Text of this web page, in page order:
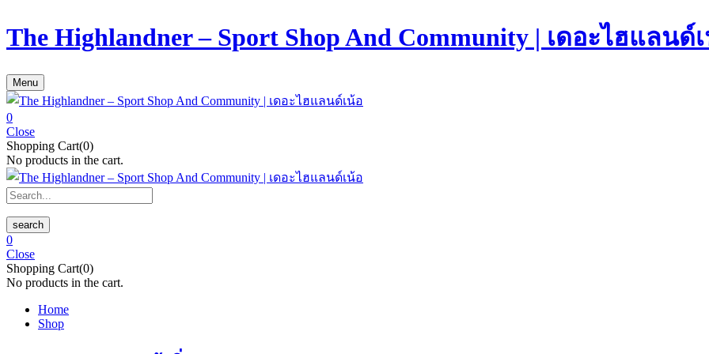
The Highlandner – Sport Shop And Community | เดอะไฮแลนด์
Menu
0
Close
Shopping Cart(0)
No products in the cart.
search
0
Close
Shopping Cart(0)
No products in the cart.
Home
Shop